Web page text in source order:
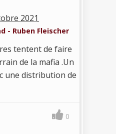
2021
- Ruben Fleischer
tentent de faire
de la mafia .Un
une distribution de
0